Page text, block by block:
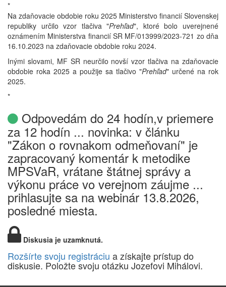
*
Na zdaňovacie obdobie roku 2025 Ministerstvo financií Slovenskej
republiky určilo vzor tlačiva "Prehľad", ktoré bolo uverejnené
oznámením Ministerstva financií SR MF/013999/2023-721 zo dňa
16.10.2023 na zdaňovacie obdobie roku 2024.
Inými slovami, MF SR neurčilo novší vzor tlačiva na zdaňovacie
obdobie roka 2025 a použije sa tlačivo "Prehľad" určené na rok
2025.
*
Odpovedám do 24 hodín,v priemere
za 12 hodín ... novinka: v článku
"Zákon o rovnakom odmeňovaní" je
zapracovaný komentár k metodike
MPSVaR, vrátane štátnej správy a
výkonu práce vo verejnom záujme ...
prihlasujte sa na webinár 13.8.2026,
posledné miesta.
Diskusia je uzamknutá.
Rozšírte svoju registráciu a získajte prístup do
diskusie. Položte svoju otázku Jozefovi Mihálovi.